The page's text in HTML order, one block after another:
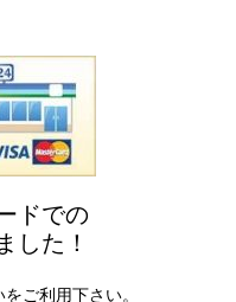
ドでの
した！
ご利用下さい。